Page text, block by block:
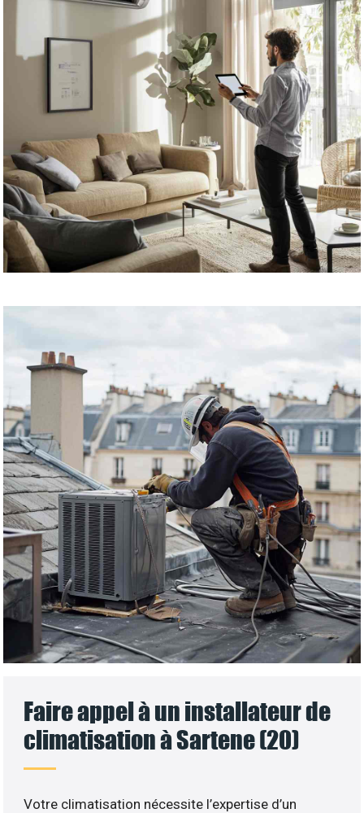
Faire appel à un installateur de
climatisation à Sartene (20)
Votre climatisation nécessite l’expertise d’un